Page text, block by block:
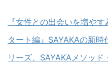
『女性との出会いを増や
タート編』SAYAKAの新
リーズ、SAYAKAメソッ